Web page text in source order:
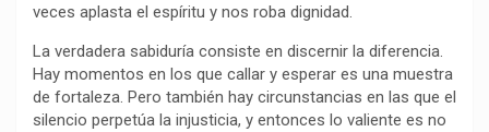
veces aplasta el espíritu y nos roba dignidad.
La verdadera sabiduría consiste en discernir la diferencia.
Hay momentos en los que callar y esperar es una muestra
de fortaleza. Pero también hay circunstancias en las que el
silencio perpetúa la injusticia, y entonces lo valiente es no